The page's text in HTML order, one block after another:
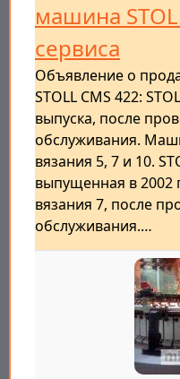
машина
сервиса
Объявление о
STOLL CMS 422:
выпуска, после
обслуживания.
вязания 5, 7 и 10.
выпущенная в 2002
вязания 7, после
обслуживания.…